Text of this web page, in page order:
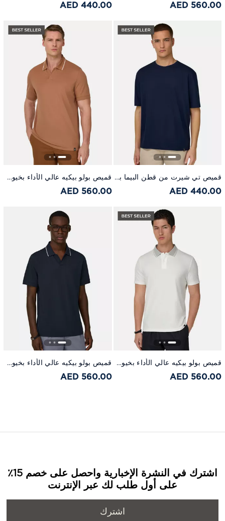
560.00 AED
440.00 AED
قميص تي شيرت من قطن البيما باللون الأزرق
440.00 AED
قميص بولو بيكيه عالي الأداء بخيوط إس-كافا برتقالي
560.00 AED
قميص بولو بيكيه عالي الأداء بخيوط إس-كافا أبيض
560.00 AED
قميص بولو بيكيه عالي الأداء بخيوط إس-كافا كحلي
560.00 AED
اشترك في النشرة الإخبارية واحصل على خصم 15٪
على أول طلب لك عبر الإنترنت
اشترك